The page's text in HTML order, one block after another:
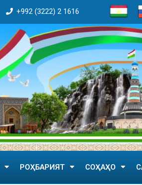
+992 (3222) 2 1616
РОҲБАРИЯТ СОҲАҲО